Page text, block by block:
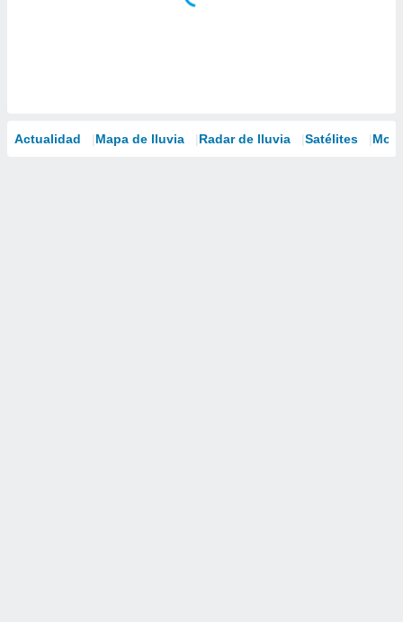
Actualidad Mapa de lluvia Radar de lluvia Satélites